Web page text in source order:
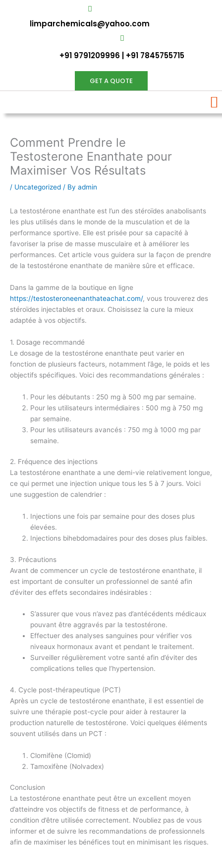
limparchemicals@yahoo.com
+91 9791209996 | +91 7845755715
GET A QUOTE
Comment Prendre le
Testosterone Enanthate pour
Maximiser Vos Résultats
/ Uncategorized / By admin
La testostérone enanthate est l’un des stéroïdes anabolisants
les plus utilisés dans le monde de la musculation et de la
performance sportive. Elle est prisée pour sa capacité à
favoriser la prise de masse musculaire et à améliorer les
performances. Cet article vous guidera sur la façon de prendre
de la testostérone enanthate de manière sûre et efficace.
Dans la gamme de la boutique en ligne
https://testosteroneenanthateachat.com/, vous trouverez des
stéroïdes injectables et oraux. Choisissez la cure la mieux
adaptée à vos objectifs.
1. Dosage recommandé
Le dosage de la testostérone enanthate peut varier en
fonction de plusieurs facteurs, notamment l’âge, le poids et les
objectifs spécifiques. Voici des recommandations générales :
Pour les débutants : 250 mg à 500 mg par semaine.
Pour les utilisateurs intermédiaires : 500 mg à 750 mg
par semaine.
Pour les utilisateurs avancés : 750 mg à 1000 mg par
semaine.
2. Fréquence des injections
La testostérone enanthate a une demi-vie relativement longue,
ce qui permet une injection unique tous les 5 à 7 jours. Voici
une suggestion de calendrier :
Injections une fois par semaine pour des doses plus
élevées.
Injections bihebdomadaires pour des doses plus faibles.
3. Précautions
Avant de commencer un cycle de testostérone enanthate, il
est important de consulter un professionnel de santé afin
d’éviter des effets secondaires indésirables :
S’assurer que vous n’avez pas d’antécédents médicaux
pouvant être aggravés par la testostérone.
Effectuer des analyses sanguines pour vérifier vos
niveaux hormonaux avant et pendant le traitement.
Surveiller régulièrement votre santé afin d’éviter des
complications telles que l’hypertension.
4. Cycle post-thérapeutique (PCT)
Après un cycle de testostérone enanthate, il est essentiel de
suivre une thérapie post-cycle pour aider à restaurer la
production naturelle de testostérone. Voici quelques éléments
souvent utilisés dans un PCT :
Clomifène (Clomid)
Tamoxifène (Nolvadex)
Conclusion
La testostérone enanthate peut être un excellent moyen
d’atteindre vos objectifs de fitness et de performance, à
condition d’être utilisée correctement. N’oubliez pas de vous
informer et de suivre les recommandations de professionnels
afin de maximiser les bénéfices tout en minimisant les risques.